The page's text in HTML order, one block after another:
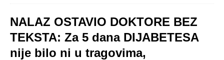
NALAZ OSTAVIO DOKTORE BEZ
TEKSTA: Za 5 dana DIJABETESA
nije bilo ni u tragovima,